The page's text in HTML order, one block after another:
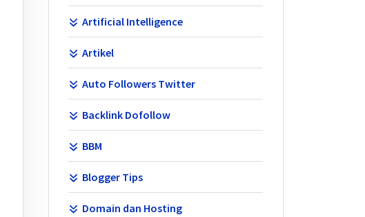
Artificial Intelligence
Artikel
Auto Followers Twitter
Backlink Dofollow
BBM
Blogger Tips
Domain dan Hosting